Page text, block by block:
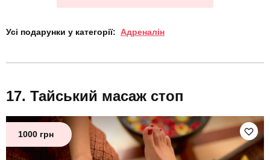
Усі подарунки у категорії: Адреналін
Тайський масаж стоп
1000 грн